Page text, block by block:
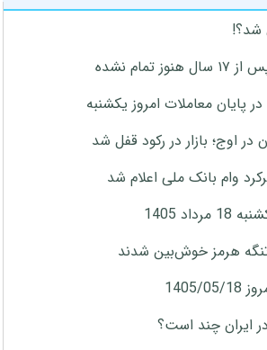
شد؟!
نشده
معاملات امروز یکشنبه
اوج؛ بازار در رکود قفل شد
وام بانک ملی اعلام شد
1405
تنگه هرمز خوش‌بین شدند
18
ایران چند است؟